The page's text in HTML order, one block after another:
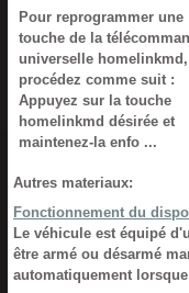
Pour reprogrammer une
touche de la
universelle homelinkmd,
procédez comme suit :
Appuyez sur la touche
homelinkmd désirée et
maintenez-la enfo ...
Autres materiaux:
Fonctionnement du
Le véhicule est équipé
être armé ou désarmé
automatiquement